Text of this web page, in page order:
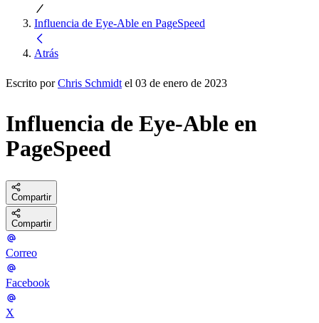
Influencia de Eye-Able en PageSpeed
Atrás
Escrito porChris Schmidt el 03 de enero de 2023
Influencia de Eye-Able en
PageSpeed
Compartir
Compartir
Correo
Facebook
X